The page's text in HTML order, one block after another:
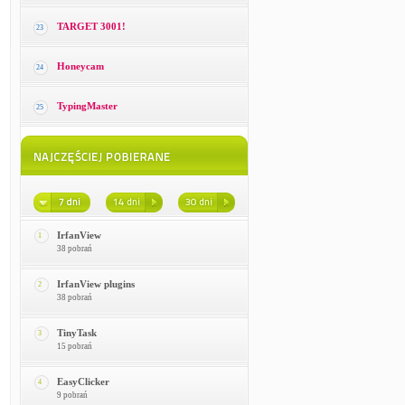
23 TARGET 3001!
24 Honeycam
25 TypingMaster
1 IrfanView
38 pobrań
2 IrfanView plugins
38 pobrań
3 TinyTask
15 pobrań
4 EasyClicker
9 pobrań